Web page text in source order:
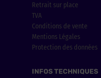
Retrait sur place
TVA
Conditions de vente
Mentions Légales
Protection des données
INFOS TECHNIQUES